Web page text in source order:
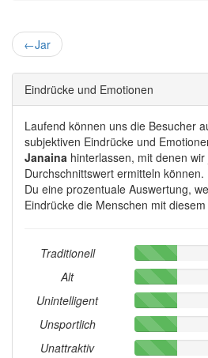
←Jar
Eindrücke und Emotionen
Laufend können uns die Besucher
subjektiven Eindrücke und
Janaina hinterlassen, mit denen
Durchschnittswert ermitteln
Du eine prozentuale Auswertung,
Eindrücke die Menschen mit
Traditionell
Alt
Unintelligent
Unsportlich
Unattraktiv